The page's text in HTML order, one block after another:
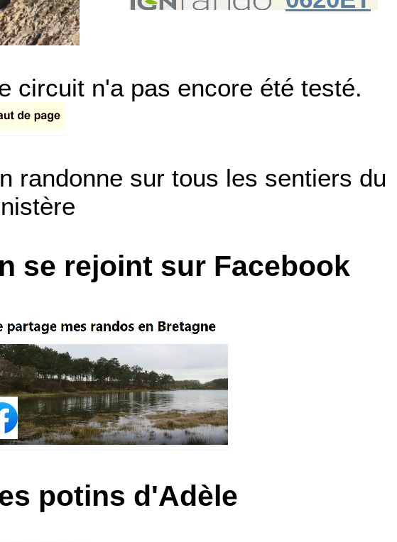
circuit n'a pas encore été testé.
randonne sur tous les sentiers du
se rejoint sur Facebook
potins d'Adèle